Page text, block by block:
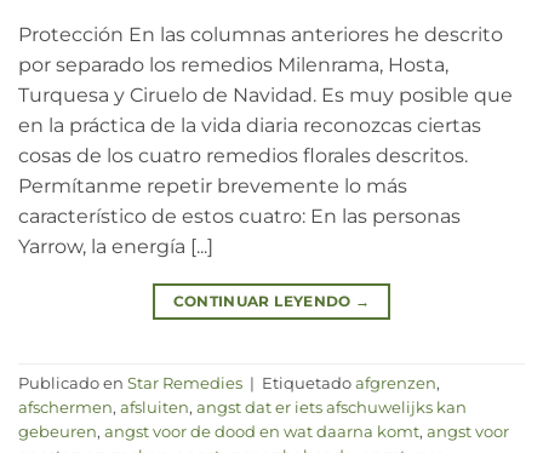
Protección En las columnas anteriores he descrito
por separado los remedios Milenrama, Hosta,
Turquesa y Ciruelo de Navidad. Es muy posible que
en la práctica de la vida diaria reconozcas ciertas
cosas de los cuatro remedios florales descritos.
Permítanme repetir brevemente lo más
característico de estos cuatro: En las personas
Yarrow, la energía [...]
CONTINUAR LEYENDO →
Publicado en Star Remedies | Etiquetado afgrenzen,
afschermen, afsluiten, angst dat er iets afschuwelijks kan
gebeuren, angst voor de dood en wat daarna komt, angst voor